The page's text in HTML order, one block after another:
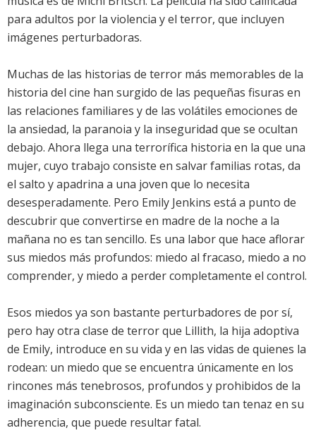
para adultos por la violencia y el terror, que incluyen
imágenes perturbadoras.
Muchas de las historias de terror más memorables de la
historia del cine han surgido de las pequeñas fisuras en
las relaciones familiares y de las volátiles emociones de
la ansiedad, la paranoia y la inseguridad que se ocultan
debajo. Ahora llega una terrorífica historia en la que una
mujer, cuyo trabajo consiste en salvar familias rotas, da
el salto y apadrina a una joven que lo necesita
desesperadamente. Pero Emily Jenkins está a punto de
descubrir que convertirse en madre de la noche a la
mañana no es tan sencillo. Es una labor que hace aflorar
sus miedos más profundos: miedo al fracaso, miedo a no
comprender, y miedo a perder completamente el control.
Esos miedos ya son bastante perturbadores de por sí,
pero hay otra clase de terror que Lillith, la hija adoptiva
de Emily, introduce en su vida y en las vidas de quienes la
rodean: un miedo que se encuentra únicamente en los
rincones más tenebrosos, profundos y prohibidos de la
imaginación subconsciente. Es un miedo tan tenaz en su
adherencia, que puede resultar fatal.